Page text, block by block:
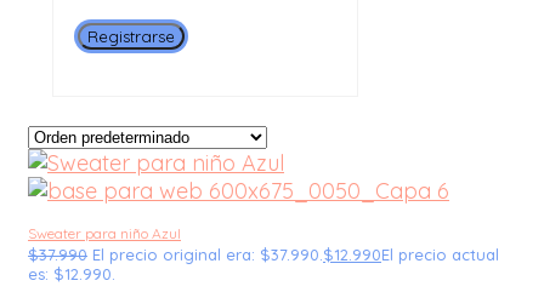
Registrarse
Sweater para niño Azul
$37.990 El precio original era: $37.990. $12.990El precio actual
es: $12.990.